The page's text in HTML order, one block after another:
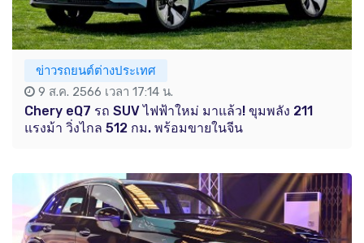
ข่าวรถยนต์ต่างประเทศ
9 ส.ค. 2566 เวลา 17:14 น.
Chery eQ7 รถ SUV ไฟฟ้าใหม่ มาแล้ว! ขุมพลัง 211
แรงม้า วิ่งไกล 512 กม. พร้อมขายในจีน